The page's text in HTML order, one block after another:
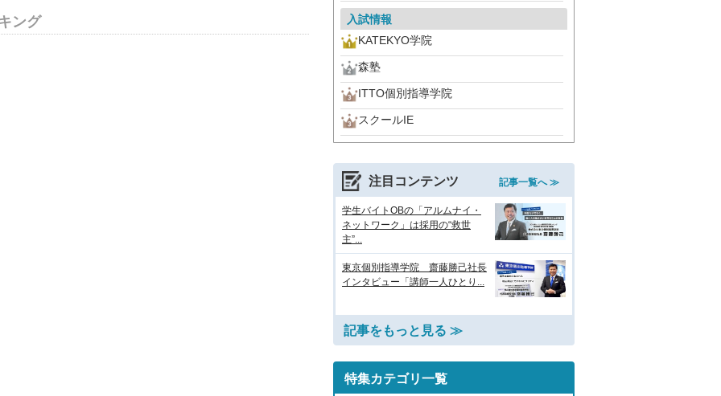
ング
入試情報
KATEKYO学院
森塾
ITTO個別指導学院
スクールIE
注目コンテンツ 記事一覧へ ≫
学生バイトOBの「アルムナイ・
ネットワーク」は採用の“救世
主”...
東京個別指導学院 齋藤勝己社長
インタビュー「講師一人ひとり...
記事をもっと見る ≫
特集カテゴリ一覧